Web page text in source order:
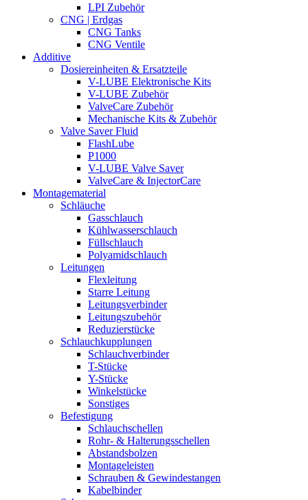
LPI Zubehör
CNG | Erdgas
CNG Tanks
CNG Ventile
Additive
Dosiereinheiten & Ersatzteile
V-LUBE Elektronische Kits
V-LUBE Zubehör
ValveCare Zubehör
Mechanische Kits & Zubehör
Valve Saver Fluid
FlashLube
P1000
V-LUBE Valve Saver
ValveCare & InjectorCare
Montagematerial
Schläuche
Gasschlauch
Kühlwasserschlauch
Füllschlauch
Polyamidschlauch
Leitungen
Flexleitung
Starre Leitung
Leitungsverbinder
Leitungszubehör
Reduzierstücke
Schlauchkupplungen
Schlauchverbinder
T-Stücke
Y-Stücke
Winkelstücke
Sonstiges
Befestigung
Schlauchschellen
Rohr- & Halterungsschellen
Abstandsbolzen
Montageleisten
Schrauben & Gewindestangen
Kabelbinder